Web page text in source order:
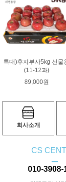
특대)후지부사5kg 선물
(11-12과)
89,000원
회사소개
CS
ㅡ
010-3908-